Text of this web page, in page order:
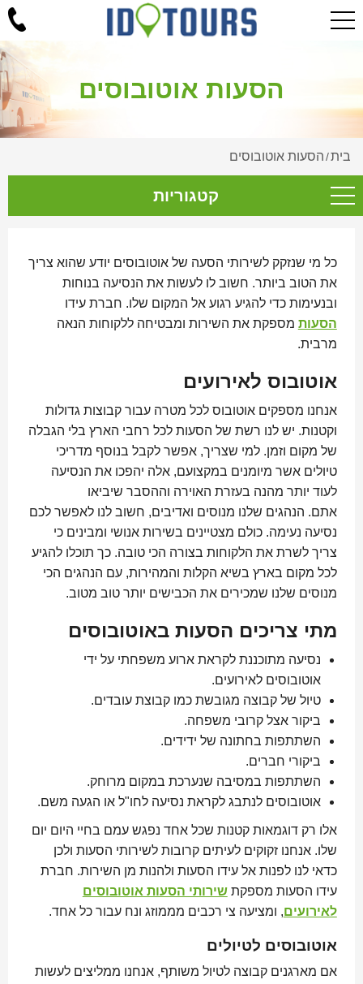
הסעות אוטובוסים
בית/הסעות אוטובוסים
קטגוריות
כל מי שנזקק לשירותי הסעה של אוטובוסים יודע שהוא צריך
את הטוב ביותר. חשוב לו לעשות את הנסיעה בנוחות
ובנעימות כדי להגיע רגוע אל המקום שלו. חברת עידו
הסעות מספקת את השירות ומבטיחה ללקוחות הנאה
מרבית.
אוטובוס לאירועים
אנחנו מספקים אוטובוס לכל מטרה עבור קבוצות גדולות
וקטנות. יש לנו רשת של הסעות לכל רחבי הארץ בלי הגבלה
של מקום וזמן. למי שצריך, אפשר לקבל בנוסף מדריכי
טיולים אשר מיומנים במקצועם, אלה יהפכו את הנסיעה
לעוד יותר מהנה בעזרת האוירה וההסבר שיביאו
אתם. הנהגים שלנו מנוסים ואדיבים, חשוב לנו לאפשר לכם
נסיעה נעימה. כולם מצטיינים בשירות אנושי ומבינים כי
צריך לשרת את הלקוחות בצורה הכי טובה. כך תוכלו להגיע
לכל מקום בארץ בשיא הקלות והמהירות, עם הנהגים הכי
מנוסים שלנו שמכירים את הכבישים יותר טוב מטוב.
מתי צריכים הסעות באוטובוסים
נסיעה מתוכננת לקראת ארוע משפחתי על ידי
אוטובוסים לאירועים.
טיול של קבוצה מגובשת כמו קבוצת עובדים.
ביקור אצל קרובי משפחה.
השתתפות בחתונה של ידידים.
ביקורי חברים.
השתתפות במסיבה שנערכת במקום מרוחק.
אוטובוסים לנתבג לקראת נסיעה לחו"ל או הגעה משם.
אלו רק דוגמאות קטנות שכל אחד נפגש עמם בחיי היום יום
שלו. אנחנו זקוקים לעיתים קרובות לשירותי הסעות ולכן
כדאי לנו לפנות אל עידו הסעות ולהנות מן השירות. חברת
עידו הסעות מספקתשירותי הסעות אוטובוסים
לאירועים, ומציעה צי רכבים מממוזג ונח עבור כל אחד.
אוטובוסים לטיולים
אם מארגנים קבוצה לטיול משותף, אנחנו ממליצים לעשות